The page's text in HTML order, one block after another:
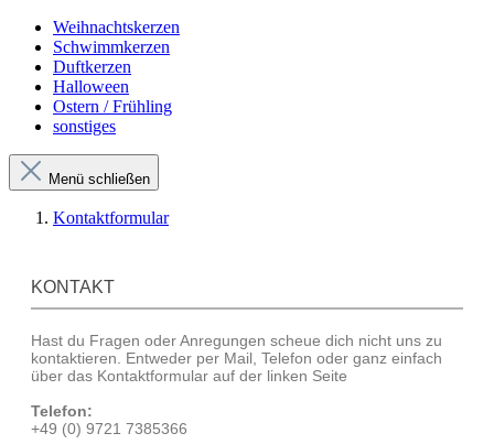
Weihnachtskerzen
Schwimmkerzen
Duftkerzen
Halloween
Ostern / Frühling
sonstiges
Menü schließen
Kontaktformular
KONTAKT
Hast du Fragen oder Anregungen scheue dich nicht uns zu
kontaktieren. Entweder per Mail, Telefon oder ganz einfach
über das Kontaktformular auf der linken Seite
Telefon:
+49 (0) 9721 7385366